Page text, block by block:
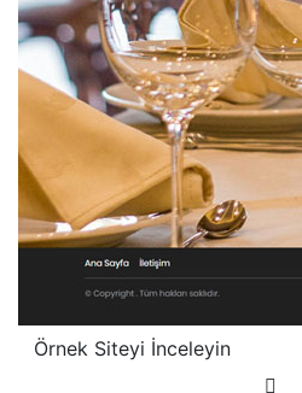
Örnek Siteyi İnceleyin